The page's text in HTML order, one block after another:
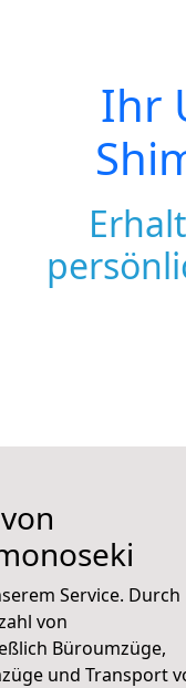
Ihr
Service. Durch
von
Büroumzüge,
und Transport